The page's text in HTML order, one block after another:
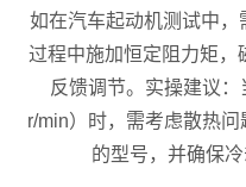
如在汽车起动机测试中，
过程中施加恒定阻力矩，
反馈调节。实操建议
r/min）时，需考虑散热
的型号，并确保